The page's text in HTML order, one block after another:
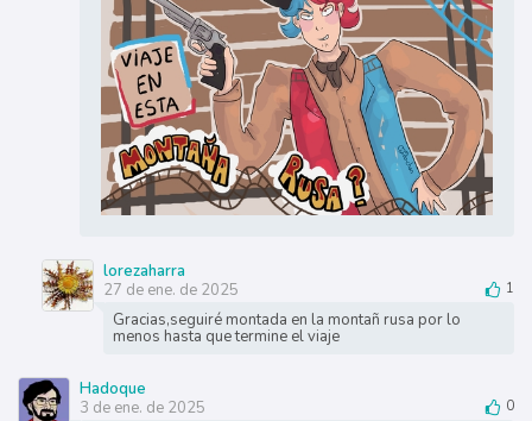
lorezaharra
27 de ene. de 2025
1
Gracias,seguiré montada en la montañ rusa por lo
menos hasta que termine el viaje
Hadoque
3 de ene. de 2025
0